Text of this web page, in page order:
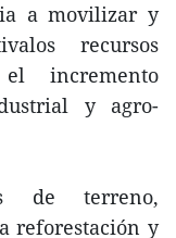
a movilizar y
recursos
incremento
y agro-
de terreno,
reforestación y